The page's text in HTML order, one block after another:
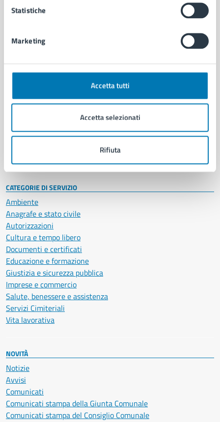
Statistiche
Marketing
Accetta tutti
Accetta selezionati
Rifiuta
Comune di Napoli
AMMINISTRAZIONE
Organi di governo
Enti e fondazioni
Personale amministrativo
Intranet, posta aziendale e protocollo
CATEGORIE DI SERVIZIO
Ambiente
Anagrafe e stato civile
Autorizzazioni
Cultura e tempo libero
Documenti e certificati
Educazione e formazione
Giustizia e sicurezza pubblica
Imprese e commercio
Salute, benessere e assistenza
Servizi Cimiteriali
Vita lavorativa
NOVITÀ
Notizie
Avvisi
Comunicati
Comunicati stampa della Giunta Comunale
Comunicati stampa del Consiglio Comunale